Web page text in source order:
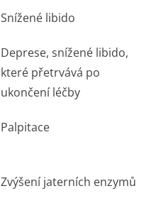
Snížené libido
Deprese, snížené libido,
které přetrvává po
ukončení léčby
Palpitace
Zvýšení jaterních enzymů